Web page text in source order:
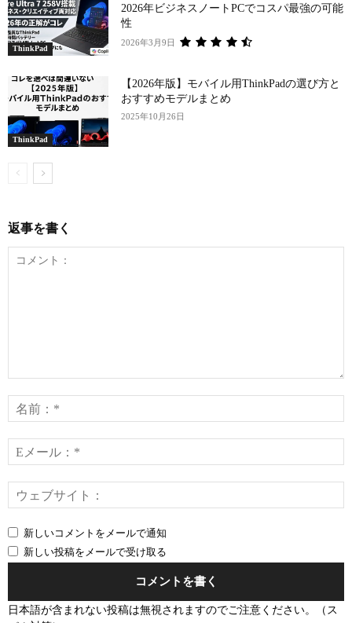
ThinkPad
2026年ビジネスノートPCでコスパ最強の可能
性
2026年3月9日
ThinkPad
【2026年版】モバイル用ThinkPadの選び方と
おすすめモデルまとめ
2025年10月26日
返事を書く
ン
ト：
*
*
新しいコメントをメールで通知
新しい投稿をメールで受け取る
日本語が含まれない投稿は無視されますのでご注意ください。（ス